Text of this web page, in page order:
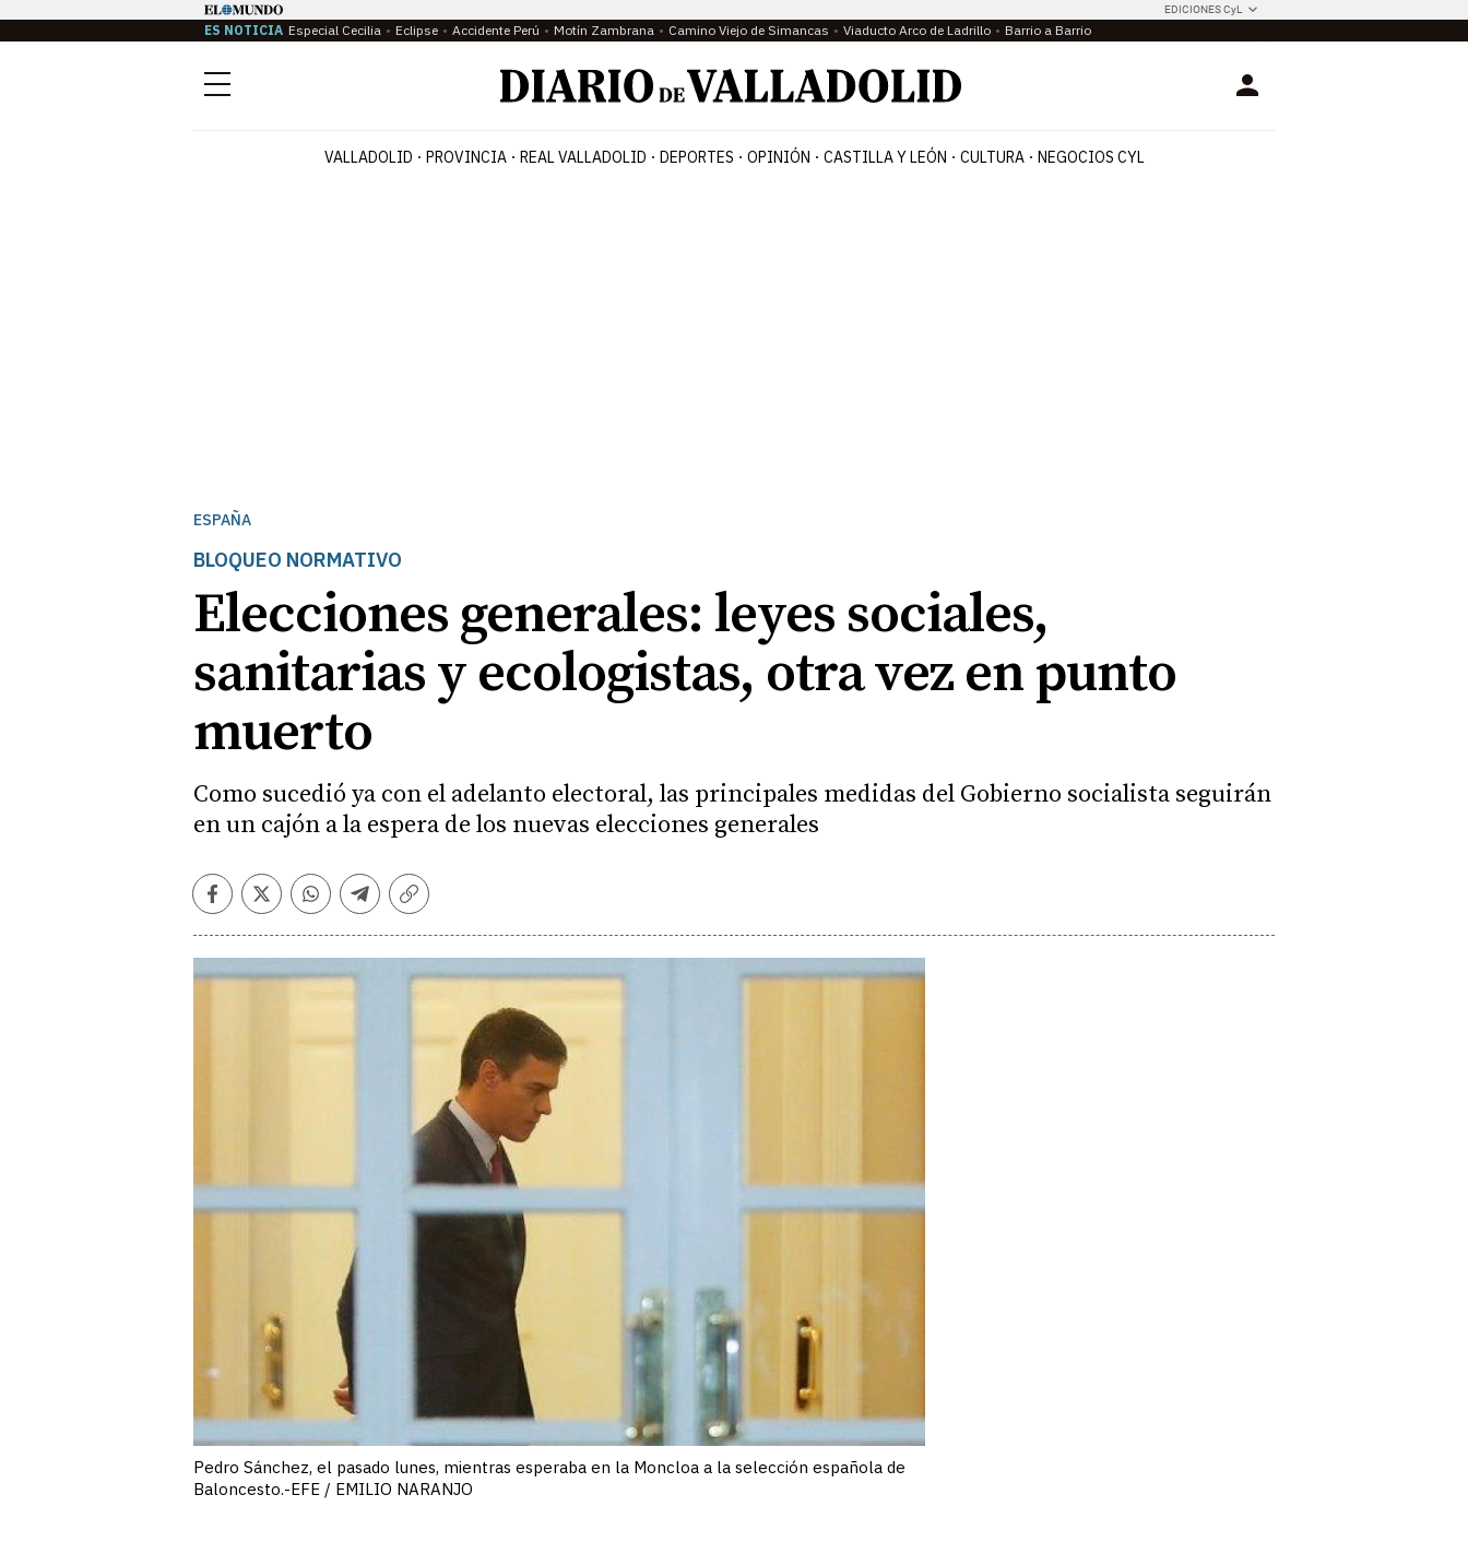
EDICIONES CyL
ES NOTICIA Especial Cecilia Eclipse Accidente Perú Motín Zambrana Camino Viejo de Simancas Viaducto Arco de Ladrillo Barrio a Barrio
Menú Login
VALLADOLID PROVINCIA REAL VALLADOLID DEPORTES OPINIÓN CASTILLA Y LEÓN CULTURA NEGOCIOS CYL
ESPAÑA
BLOQUEO NORMATIVO
Elecciones generales: leyes sociales,
sanitarias y ecologistas, otra vez en punto
muerto
Como sucedió ya con el adelanto electoral, las principales medidas del Gobierno socialista seguirán
en un cajón a la espera de los nuevas elecciones generales
Facebook
TwitterWhatsapp
Telegram
Copiar
Pedro Sánchez, el pasado lunes, mientras esperaba en la Moncloa a la selección española de
Baloncesto.-EFE / EMILIO NARANJO